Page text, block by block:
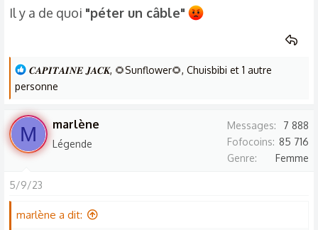
Il y a de quoi "péter un câble"
L
e
r
é
a
t
o
𝑪𝑨𝑷𝑰𝑻𝑨𝑰𝑵𝑬 𝑱𝑨𝑪𝑲, 🌻Sunflower🌻, Chuisbibi et 1 autre
personne
M marlène
Légende
Messages
7 888
Fofocoins 85 716
Genre
Femme
5/9/23
marlène a dit: